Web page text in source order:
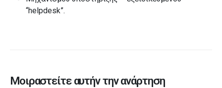
“helpdesk”.
Μοιραστείτε αυτήν την ανάρτηση